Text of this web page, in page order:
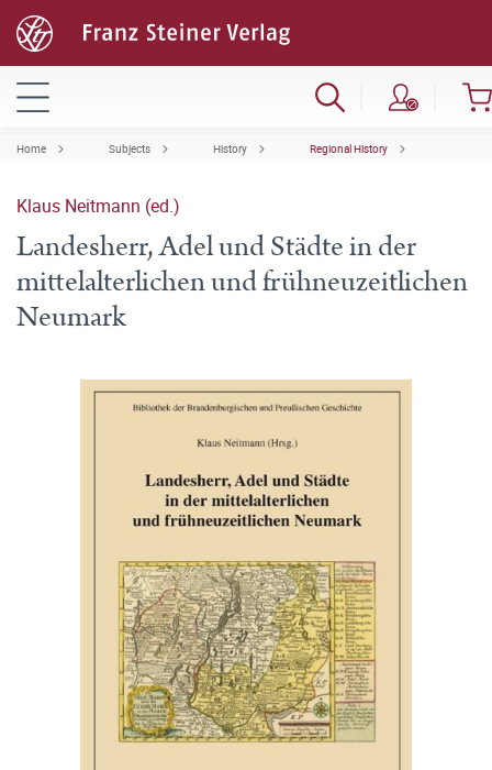
Home Subjects History Regional History
Klaus Neitmann (ed.)
Landesherr, Adel und Städte in der
mittelalterlichen und frühneuzeitlichen
Neumark